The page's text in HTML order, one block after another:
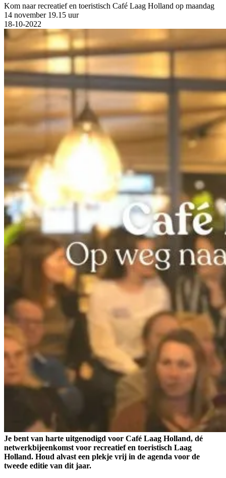
Kom naar recreatief en toeristisch Café Laag Holland op maandag
14 november 19.15 uur
18-10-2022
Je bent van harte uitgenodigd voor Café Laag Holland, dé
netwerkbijeenkomst voor recreatief en toeristisch Laag
Holland. Houd alvast een plekje vrij in de agenda voor de
tweede editie van dit jaar.